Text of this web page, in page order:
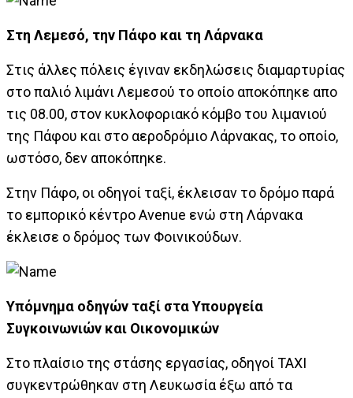
Στη Λεμεσό, την Πάφο και τη Λάρνακα
Στις άλλες πόλεις έγιναν εκδηλώσεις διαμαρτυρίας
στο παλιό λιμάνι Λεμεσού το οποίο αποκόπηκε απο
τις 08.00, στον κυκλοφοριακό κόμβο του λιμανιού
της Πάφου και στο αεροδρόμιο Λάρνακας, το οποίο,
ωστόσο, δεν αποκόπηκε.
Στην Πάφο, οι οδηγοί ταξί, έκλεισαν το δρόμο παρά
το εμπορικό κέντρο Avenue ενώ στη Λάρνακα
έκλεισε ο δρόμος των Φοινικούδων.
Υπόμνημα οδηγών ταξί στα Υπουργεία
Συγκοινωνιών και Οικονομικών
Στο πλαίσιο της στάσης εργασίας, οδηγοί ΤΑΧΙ
συγκεντρώθηκαν στη Λευκωσία έξω από τα